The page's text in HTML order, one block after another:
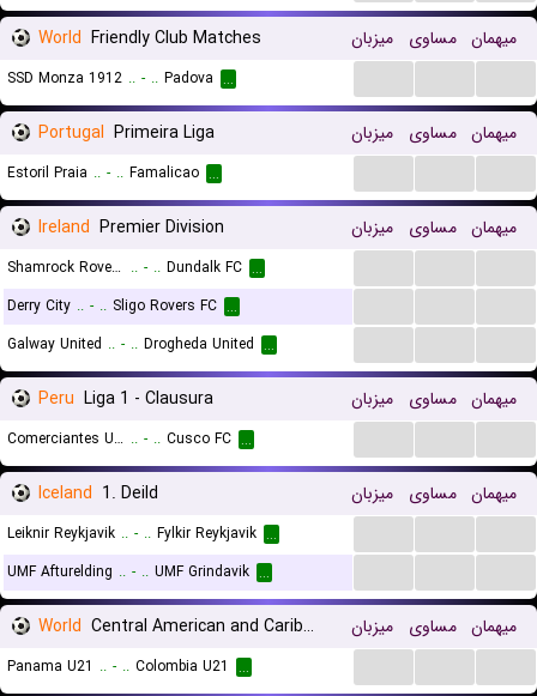
World Friendly Club Matches میزبان مساوی میهمان
SSD Monza 1912 .. - .. Padova ...
Portugal Primeira Liga میزبان مساوی میهمان
Estoril Praia .. - .. Famalicao ...
Ireland Premier Division میزبان مساوی میهمان
Shamrock Rovers FC .. - .. Dundalk FC ...
Derry City .. - .. Sligo Rovers FC ...
Galway United .. - .. Drogheda United ...
Peru Liga 1 - Clausura میزبان مساوی میهمان
Comerciantes Unidos .. - .. Cusco FC ...
Iceland 1. Deild میزبان مساوی میهمان
Leiknir Reykjavik .. - .. Fylkir Reykjavik ...
UMF Afturelding .. - .. UMF Grindavik ...
World Central American and Caribbean Games میزبان مساوی میهمان
Panama U21 .. - .. Colombia U21 ...